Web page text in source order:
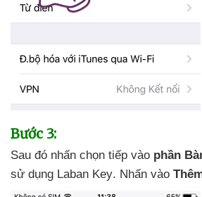
Bước 3:
Sau đó nhấn chọn tiếp vào phần
sử dụng Laban Key. Nhấn vào